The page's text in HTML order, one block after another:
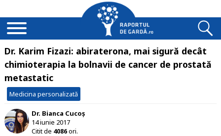
Dr. Karim Fizazi: abiraterona, mai sigură decât
chimioterapia la bolnavii de cancer de prostată
metastatic
Medicina personalizată
Dr. Bianca Cucoș
14 iunie 2017
Citit de 4086ori.